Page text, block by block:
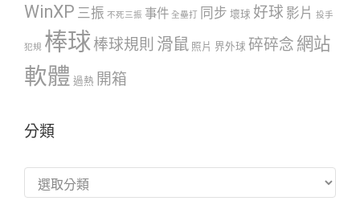
WinXP 三振 不死三振 事件 全壘打 同步 壞球 好球 影片 投手
犯規 棒球 棒球規則 滑鼠 照片 界外球 碎碎念 網站
軟體 過熱 開箱
分類